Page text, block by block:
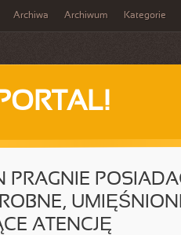
Archiwa Archiwum Kategorie
PRAGNIE
ATENCJĘ